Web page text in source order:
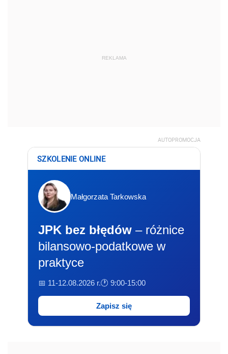
REKLAMA
AUTOPROMOCJA
SZKOLENIE ONLINE
Małgorzata Tarkowska
JPK bez błędów – różnice
bilansowo-podatkowe w
praktyce
📅 11-12.08.2026 r.🕐 9:00-15:00
Zapisz się